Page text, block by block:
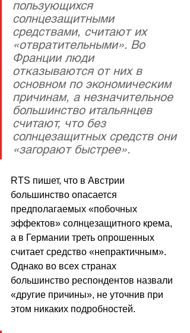
пользующихся
солнцезащитными
средствами, считают их
«отвратительными». Во
Франции люди
отказываются от них в
основном по экономическим
причинам, а незначительное
большинство итальянцев
считают, что без
солнцезащитных средств они
«загорают быстрее».
RTS пишет, что в Австрии
большинство опасается
предполагаемых «побочных
эффектов» солнцезащитного крема,
а в Германии треть опрошенных
считает средство «непрактичным».
Однако во всех странах
большинство респондентов назвали
«другие причины», не уточнив при
этом никаких подробностей.